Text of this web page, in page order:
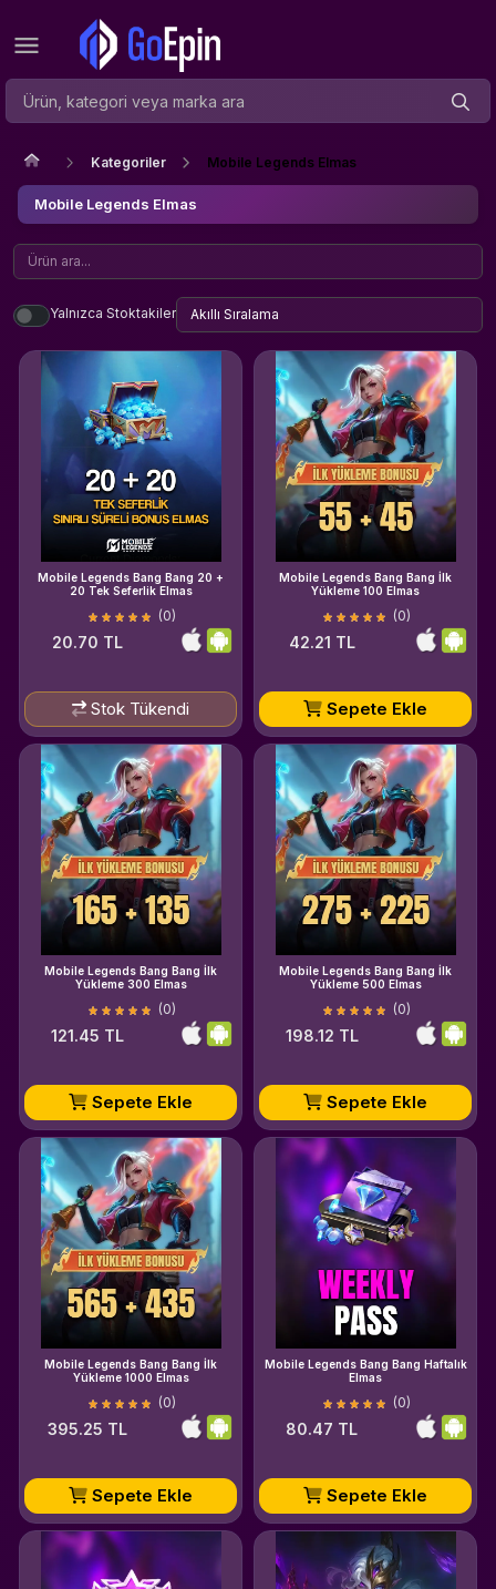
Kategoriler Mobile Legends Elmas
Mobile Legends Elmas
Yalnızca Stoktakiler
Mobile Legends Bang Bang 20 +
20 Tek Seferlik Elmas
(0)
20.70 TL
Stok Tükendi
Mobile Legends Bang Bang İlk
Yükleme 100 Elmas
(0)
42.21 TL
Sepete Ekle
Mobile Legends Bang Bang İlk
Yükleme 300 Elmas
(0)
121.45 TL
Sepete Ekle
Mobile Legends Bang Bang İlk
Yükleme 500 Elmas
(0)
198.12 TL
Sepete Ekle
Mobile Legends Bang Bang İlk
Yükleme 1000 Elmas
(0)
395.25 TL
Sepete Ekle
Mobile Legends Bang Bang Haftalık
Elmas
(0)
80.47 TL
Sepete Ekle